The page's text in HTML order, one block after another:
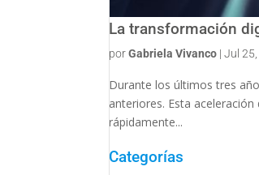
La transformación
porGabriela Vivanco |Jul
Durante los últimos tres
anteriores. Esta
rápidamente...
Categorías